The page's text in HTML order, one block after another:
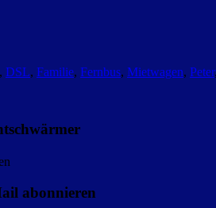
, DSL, Familie, Fernbus, Mietwagen, Peter
abonnieren